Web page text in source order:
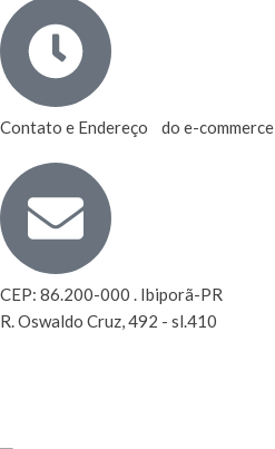
Contato e Endereço do e-commerce
CEP: 86.200-000 . Ibiporã-PR
R. Oswaldo Cruz, 492 - sl.410